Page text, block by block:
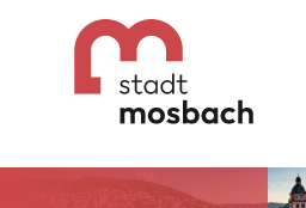
Gehe zum Navigationsbereich
Gehe zum Inhalt